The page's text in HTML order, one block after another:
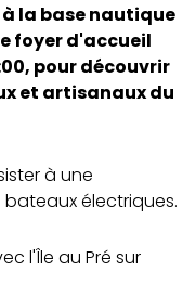
à la base nautique
foyer d'accueil
pour découvrir
et artisanaux du
à une
électriques.
l'Île au Pré sur